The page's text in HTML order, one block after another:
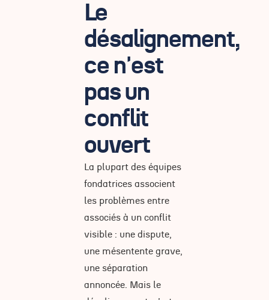
Le
désalignement,
ce n'est
pas un
conflit
ouvert
La plupart des équipes
fondatrices associent
les problèmes entre
associés à un conflit
visible : une dispute,
une mésentente grave,
une séparation
annoncée. Mais le